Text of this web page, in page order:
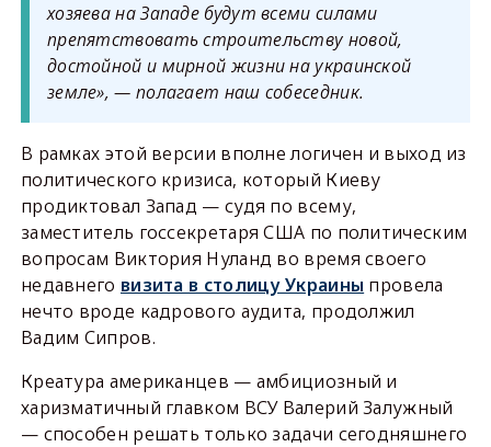
хозяева на Западе будут всеми силами
препятствовать строительству новой,
достойной и мирной жизни на украинской
земле», — полагает наш собеседник.
В рамках этой версии вполне логичен и выход из
политического кризиса, который Киеву
продиктовал Запад — судя по всему,
заместитель госсекретаря США по политическим
вопросам Виктория Нуланд во время своего
недавнего визита в столицу Украины провела
нечто вроде кадрового аудита, продолжил
Вадим Сипров.
Креатура американцев — амбициозный и
харизматичный главком ВСУ Валерий Залужный
— способен решать только задачи сегодняшнего